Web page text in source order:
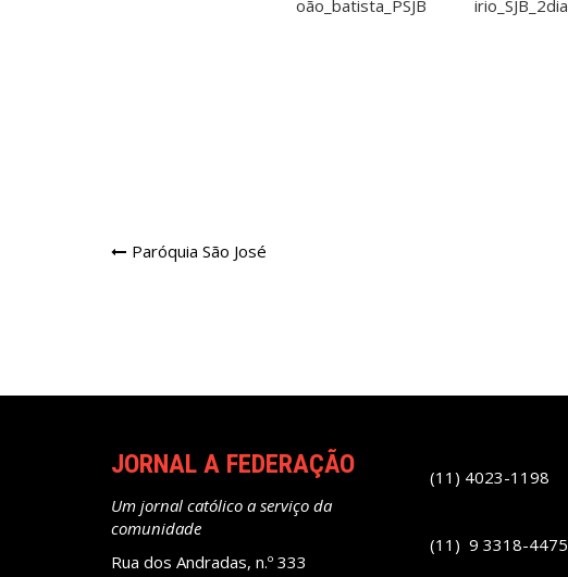
Navegação
Paróquia São José
JORNAL A FEDERAÇÃO
Um jornal católico a serviço da
comunidade
Rua dos Andradas, n.º 333
(11) 4023-1198
(11) 9 3318-4475